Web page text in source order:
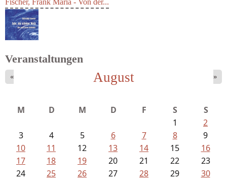
Goetze, Christina - Ade, du schöne...
Fischer, Frank Maria - Von der...
Veranstaltungen
August
« »
M D M D F S
S
1
2
3
4 5 6 7 8
9
10
11 12 13 14 15
16
17
18 19 20 21 22
23
24
25 26 27 28 29
30